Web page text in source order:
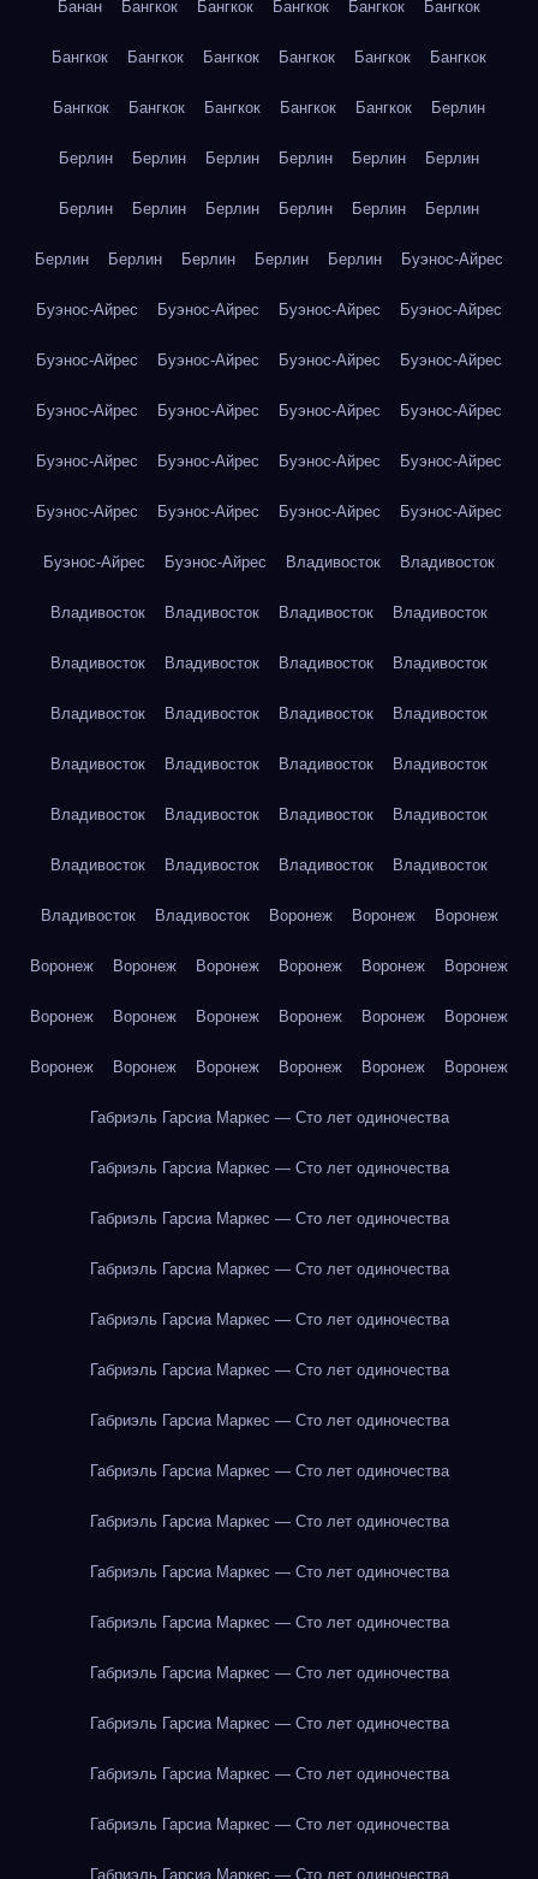
Банан Бангкок Бангкок Бангкок Бангкок Бангкок
Бангкок Бангкок Бангкок Бангкок Бангкок Бангкок
Бангкок Бангкок Бангкок Бангкок Бангкок Берлин
Берлин Берлин Берлин Берлин Берлин Берлин
Берлин Берлин Берлин Берлин Берлин Берлин
Берлин Берлин Берлин Берлин Берлин Буэнос-Айрес
Буэнос-Айрес Буэнос-Айрес Буэнос-Айрес Буэнос-Айрес
Буэнос-Айрес Буэнос-Айрес Буэнос-Айрес Буэнос-Айрес
Буэнос-Айрес Буэнос-Айрес Буэнос-Айрес Буэнос-Айрес
Буэнос-Айрес Буэнос-Айрес Буэнос-Айрес Буэнос-Айрес
Буэнос-Айрес Буэнос-Айрес Буэнос-Айрес Буэнос-Айрес
Буэнос-Айрес Буэнос-Айрес Владивосток Владивосток
Владивосток Владивосток Владивосток Владивосток
Владивосток Владивосток Владивосток Владивосток
Владивосток Владивосток Владивосток Владивосток
Владивосток Владивосток Владивосток Владивосток
Владивосток Владивосток Владивосток Владивосток
Владивосток Владивосток Владивосток Владивосток
Владивосток Владивосток Воронеж Воронеж Воронеж
Воронеж Воронеж Воронеж Воронеж Воронеж Воронеж
Воронеж Воронеж Воронеж Воронеж Воронеж Воронеж
Воронеж Воронеж Воронеж Воронеж Воронеж Воронеж
Габриэль Гарсиа Маркес — Сто лет одиночества
Габриэль Гарсиа Маркес — Сто лет одиночества
Габриэль Гарсиа Маркес — Сто лет одиночества
Габриэль Гарсиа Маркес — Сто лет одиночества
Габриэль Гарсиа Маркес — Сто лет одиночества
Габриэль Гарсиа Маркес — Сто лет одиночества
Габриэль Гарсиа Маркес — Сто лет одиночества
Габриэль Гарсиа Маркес — Сто лет одиночества
Габриэль Гарсиа Маркес — Сто лет одиночества
Габриэль Гарсиа Маркес — Сто лет одиночества
Габриэль Гарсиа Маркес — Сто лет одиночества
Габриэль Гарсиа Маркес — Сто лет одиночества
Габриэль Гарсиа Маркес — Сто лет одиночества
Габриэль Гарсиа Маркес — Сто лет одиночества
Габриэль Гарсиа Маркес — Сто лет одиночества
Габриэль Гарсиа Маркес — Сто лет одиночества